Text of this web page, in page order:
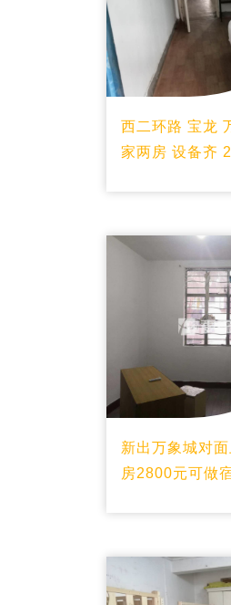
西二环路 宝龙
家两房 设备齐
新出万象城对
房2800元可做